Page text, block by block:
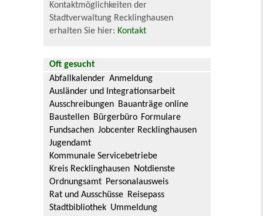
Kontaktmöglichkeiten der
Stadtverwaltung Recklinghausen
erhalten Sie hier: Kontakt
Oft gesucht
Abfallkalender Anmeldung
Ausländer und Integrationsarbeit
Ausschreibungen Bauanträge online
Baustellen Bürgerbüro Formulare
Fundsachen Jobcenter Recklinghausen
Jugendamt
Kommunale Servicebetriebe
Kreis Recklinghausen Notdienste
Ordnungsamt Personalausweis
Rat und Ausschüsse Reisepass
Stadtbibliothek Ummeldung